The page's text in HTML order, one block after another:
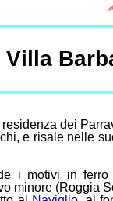
Villa
residenza dei
e risale nelle
i motivi in ferro
minore (Roggia